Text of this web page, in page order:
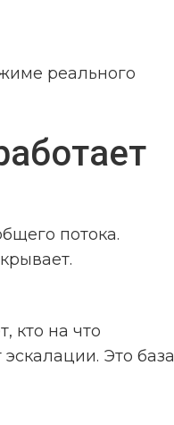
реального
потока.
кто на что
Это база